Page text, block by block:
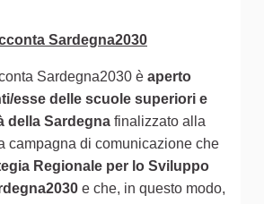
Sardegna2030
Sardegna2030 è aperto
esse delle scuole superiori e
della Sardegna finalizzato alla
campagna di comunicazione che
Regionale per lo Sviluppo
e che, in questo modo,